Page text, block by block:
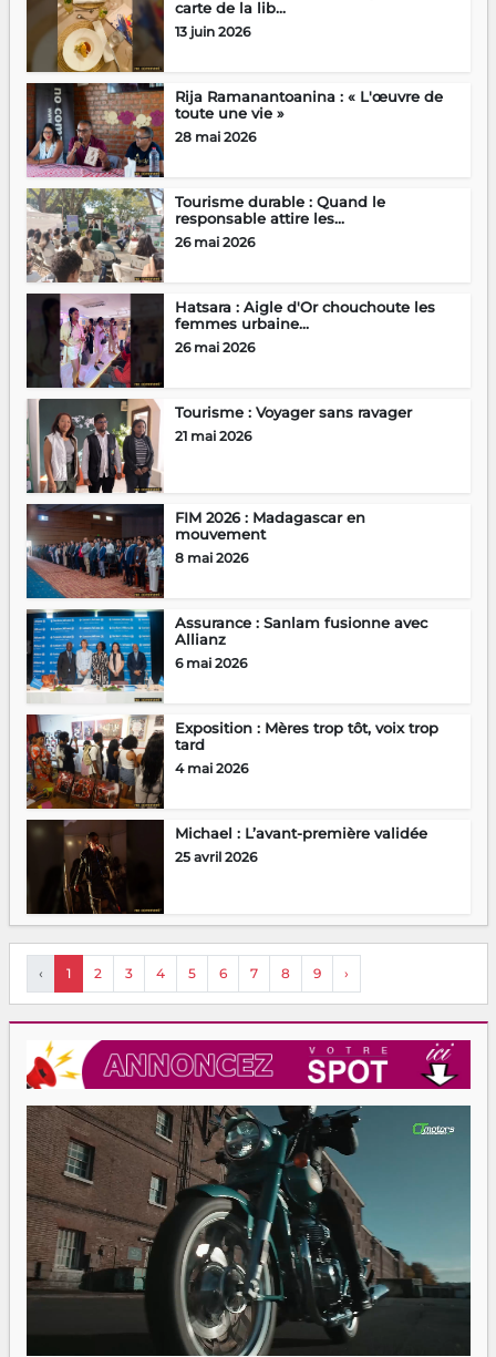
carte de la lib...
13 juin 2026
Rija Ramanantoanina : « L'œuvre de
toute une vie »
28 mai 2026
Tourisme durable : Quand le
responsable attire les...
26 mai 2026
Hatsara : Aigle d'Or chouchoute les
femmes urbaine...
26 mai 2026
Tourisme : Voyager sans ravager
21 mai 2026
FIM 2026 : Madagascar en
mouvement
8 mai 2026
Assurance : Sanlam fusionne avec
Allianz
6 mai 2026
Exposition : Mères trop tôt, voix trop
tard
4 mai 2026
Michael : L’avant-première validée
25 avril 2026
‹ 1 2 3 4 5 6 7 8 9 ›